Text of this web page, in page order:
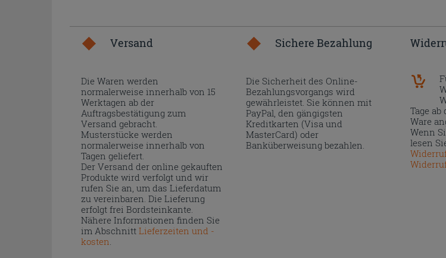
Versand
Die Waren werden
normalerweise innerhalb von 15
Werktagen ab der
Auftragsbestätigung zum
Versand gebracht.
Musterstücke werden
normalerweise innerhalb von
Tagen geliefert.
Der Versand der online gekauften
Produkte wird verfolgt und wir
rufen Sie an, um das Lieferdatum
zu vereinbaren. Die Lieferung
erfolgt frei Bordsteinkante.
Nähere Informationen finden Sie
im Abschnitt Lieferzeiten und -
kosten.
Sichere Bezahlung
Die Sicherheit des Online-
Bezahlungsvorgangs wird
gewährleistet. Sie können mit
PayPal, den gängigsten
Kreditkarten (Visa und
MasterCard) oder
Banküberweisung bezahlen.
Tage ab
Ware
Wenn
lesen